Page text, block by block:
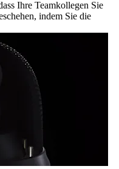
Ihre Teamkollegen Sie
indem Sie die